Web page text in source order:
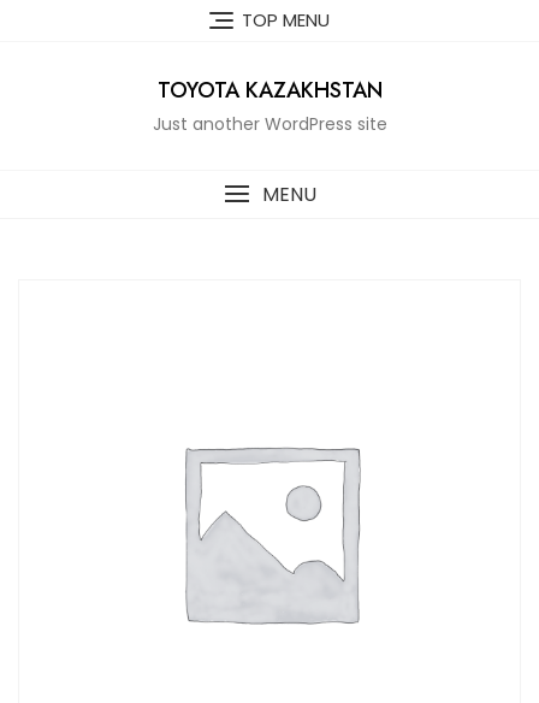
TOP MENU
TOYOTA KAZAKHSTAN
Just another WordPress site
MENU